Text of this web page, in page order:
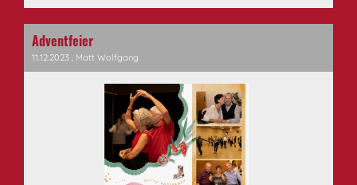
Adventfeier
11.12.2023 , Matt Wolfgang